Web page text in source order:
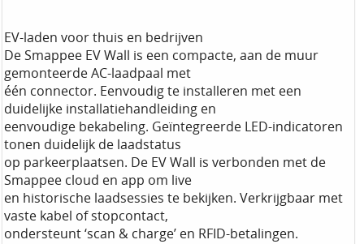
EV-laden voor thuis en bedrijven
De Smappee EV Wall is een compacte, aan de muur
gemonteerde AC-laadpaal met
één connector. Eenvoudig te installeren met een
duidelijke installatiehandleiding en
eenvoudige bekabeling. Geïntegreerde LED-indicatoren
tonen duidelijk de laadstatus
op parkeerplaatsen. De EV Wall is verbonden met de
Smappee cloud en app om live
en historische laadsessies te bekijken. Verkrijgbaar met
vaste kabel of stopcontact,
ondersteunt ‘scan & charge’ en RFID-betalingen.